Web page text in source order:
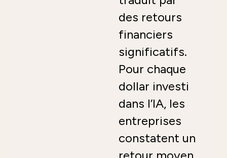
des retours
financiers
significatifs.
Pour chaque
dollar investi
dans l’IA, les
entreprises
constatent un